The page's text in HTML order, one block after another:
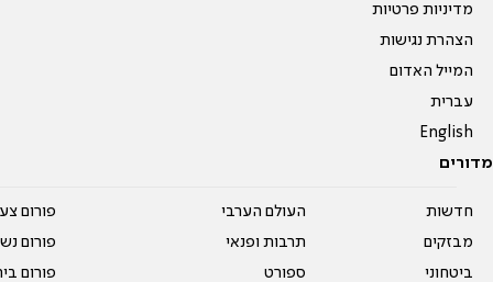
מדיניות פרטיות
הצהרת נגישות
המייל האדום
עברית
English
מדורים
חדשות
מבזקים
ביטחוני
העולם הערבי
תרבות ופנאי
ספורט
פורום
פורום
פורום